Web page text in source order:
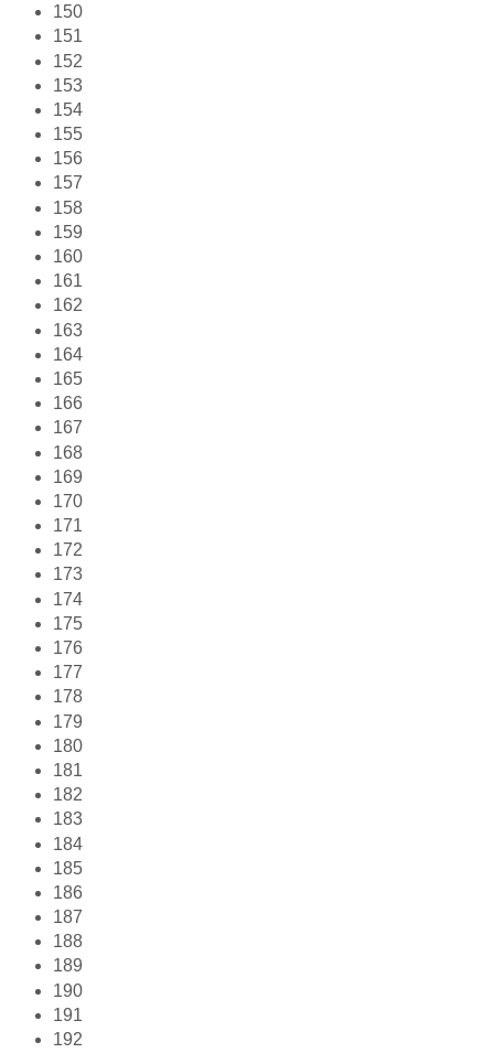
150
151
152
153
154
155
156
157
158
159
160
161
162
163
164
165
166
167
168
169
170
171
172
173
174
175
176
177
178
179
180
181
182
183
184
185
186
187
188
189
190
191
192